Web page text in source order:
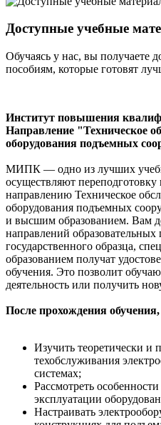
Доступные учебные
Обучаясь у нас, вы получаете
пособиям, которые готовят
Институт повышения
Направление "Техническое
оборудования подъемных
МИПК — одно из лучших
осуществляют
направлению Техническое
оборудования подъемных
и высшим образованием. Вам
направлений
государственного образца,
образованием получат
обучения. Это позволит
деятельность или получить
После прохождения
Изучить теоретически и
техобслуживания
системах;
Рассмотреть
эксплуатации
Настраивать